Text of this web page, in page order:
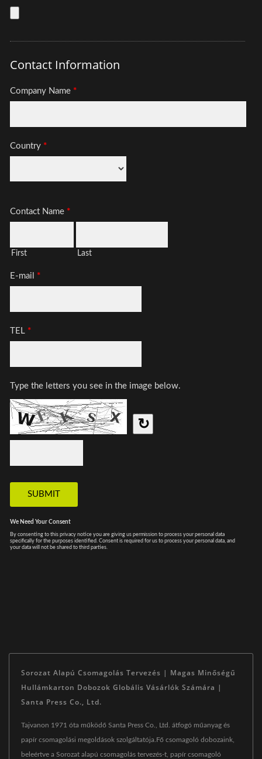
Sorozat Alapú Csomagolás Tervezés | Magas Minőségű
Hullámkarton Dobozok Globális Vásárlók Számára |
Santa Press Co., Ltd.
Tajvanon 1971 óta működő Santa Press Co., Ltd. átfogó műanyag és
papír csomagolási megoldások szolgáltatója.Fő csomagoló dobozaink,
beleértve a Sorozat alapú csomagolás tervezés-t, papír csomagoló